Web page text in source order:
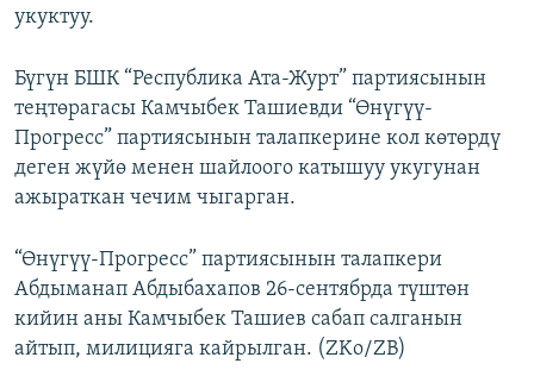
ЭЕ/АРнун бардык сайттары
укуктуу.
Бүгүн БШК “Республика Ата-Журт” партиясынын
теңтөрагасы Камчыбек Ташиевди “Өнүгүү-
Прогресс” партиясынын талапкерине кол көтөрдү
деген жүйө менен шайлоого катышуу укугунан
ажыраткан чечим чыгарган.
“Өнүгүү-Прогресс” партиясынын талапкери
Абдыманап Абдыбахапов 26-сентябрда түштөн
кийин аны Камчыбек Ташиев сабап салганын
айтып, милицияга кайрылган. (ZKo/ZB)